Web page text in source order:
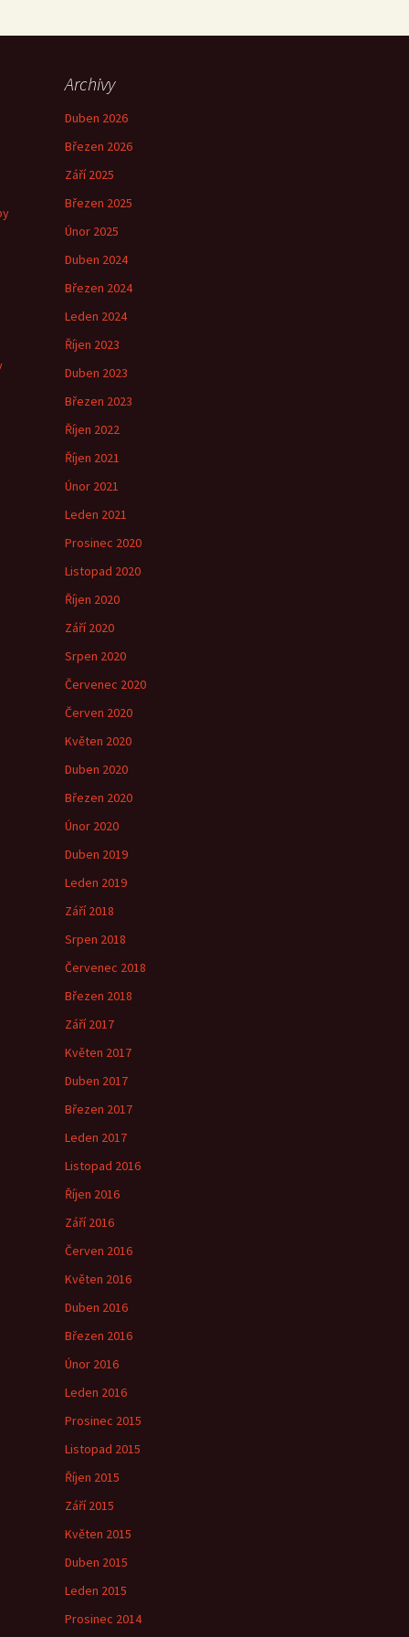
Archivy
Duben 2026
Březen 2026
Září 2025
Březen 2025
Únor 2025
Duben 2024
Březen 2024
Leden 2024
Říjen 2023
Duben 2023
Březen 2023
Říjen 2022
Říjen 2021
Únor 2021
Leden 2021
Prosinec 2020
Listopad 2020
Říjen 2020
Září 2020
Srpen 2020
Červenec 2020
Červen 2020
Květen 2020
Duben 2020
Březen 2020
Únor 2020
Duben 2019
Leden 2019
Září 2018
Srpen 2018
Červenec 2018
Březen 2018
Září 2017
Květen 2017
Duben 2017
Březen 2017
Leden 2017
Listopad 2016
Říjen 2016
Září 2016
Červen 2016
Květen 2016
Duben 2016
Březen 2016
Únor 2016
Leden 2016
Prosinec 2015
Listopad 2015
Říjen 2015
Září 2015
Květen 2015
Duben 2015
Leden 2015
Prosinec 2014